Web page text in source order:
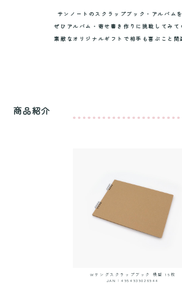
サンノートのスクラップブック・アルバム
ぜひアルバム・寄せ書き作りに挑戦してみて
素敵なオリジナルギフトで相手も喜ぶこと間
商品紹介
Wリングスクラップブック 横型 15枚
JAN：4954939026944